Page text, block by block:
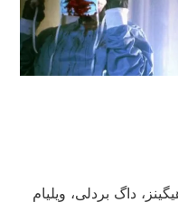
داگ بردلی، ویلیام